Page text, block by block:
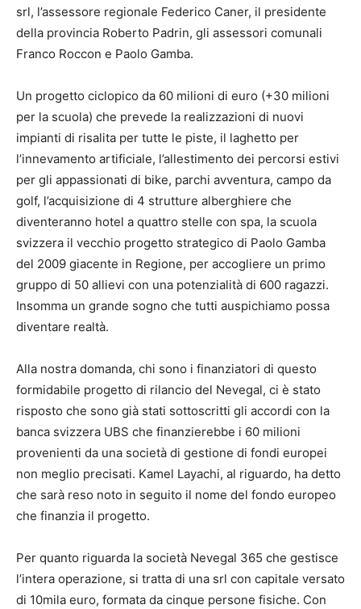
srl, l’assessore regionale Federico Caner, il presidente
della provincia Roberto Padrin, gli assessori comunali
Franco Roccon e Paolo Gamba.
Un progetto ciclopico da 60 milioni di euro (+30 milioni
per la scuola) che prevede la realizzazioni di nuovi
impianti di risalita per tutte le piste, il laghetto per
l’innevamento artificiale, l’allestimento dei percorsi estivi
per gli appassionati di bike, parchi avventura, campo da
golf, l’acquisizione di 4 strutture alberghiere che
diventeranno hotel a quattro stelle con spa, la scuola
svizzera il vecchio progetto strategico di Paolo Gamba
del 2009 giacente in Regione, per accogliere un primo
gruppo di 50 allievi con una potenzialità di 600 ragazzi.
Insomma un grande sogno che tutti auspichiamo possa
diventare realtà.
Alla nostra domanda, chi sono i finanziatori di questo
formidabile progetto di rilancio del Nevegal, ci è stato
risposto che sono già stati sottoscritti gli accordi con la
banca svizzera UBS che finanzierebbe i 60 milioni
provenienti da una società di gestione di fondi europei
non meglio precisati. Kamel Layachi, al riguardo, ha detto
che sarà reso noto in seguito il nome del fondo europeo
che finanzia il progetto.
Per quanto riguarda la società Nevegal 365 che gestisce
l’intera operazione, si tratta di una srl con capitale versato
di 10mila euro, formata da cinque persone fisiche. Con